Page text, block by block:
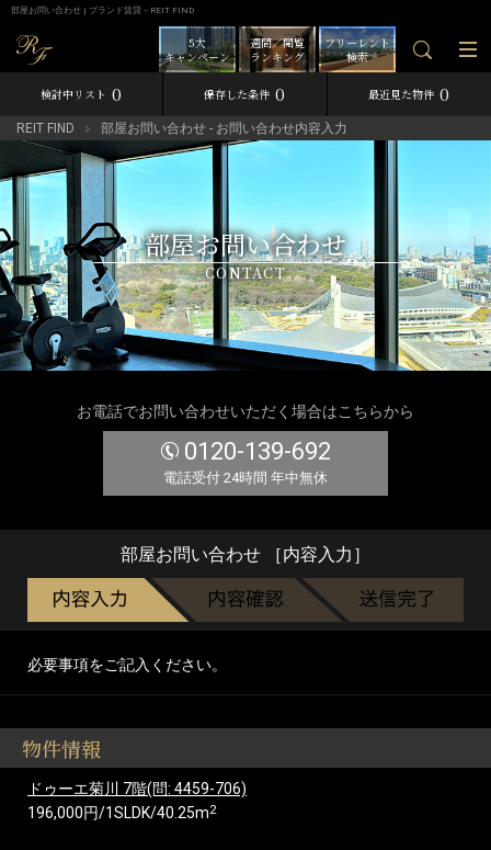
部屋お問い合わせ | ブランド賃貸－REIT FIND
フリーレント
検索
週間／閲覧
ランキング
5大
キャンペーン
検討中リスト 0 保存した条件 0 最近見た物件 0
REIT FIND 部屋お問い合わせ - お問い合わせ内容入力
部屋お問い合わせ
CONTACT
お電話でお問い合わせいただく場合はこちらから
0120-139-692
電話受付 24時間 年中無休
部屋お問い合わせ ［内容入力］
必要事項をご記入ください。
物件情報
ドゥーエ菊川 7階(問: 4459-706)
196,000円/1SLDK/40.25m2